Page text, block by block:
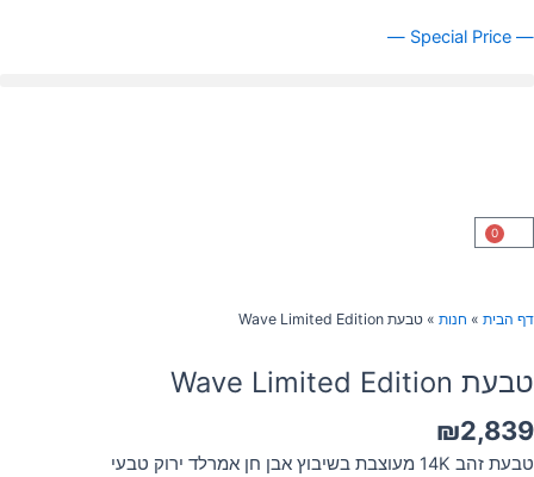
לתוכן
— Special Price —
0
עגלת
דף הבית » חנות » טבעת Wave Limited Edition
טבעת Wave Limited Edition
₪2,839
טבעת זהב 14K מעוצבת בשיבוץ אבן חן אמרלד ירוק טבעי